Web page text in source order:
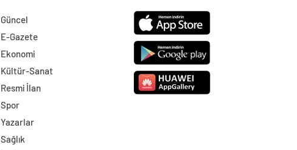
Güncel
E-Gazete
Ekonomi
Kültür-Sanat
Resmi İlan
Spor
Yazarlar
Sağlık